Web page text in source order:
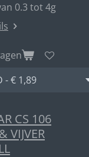
0.3 tot 4g
CS 106
VIJVER